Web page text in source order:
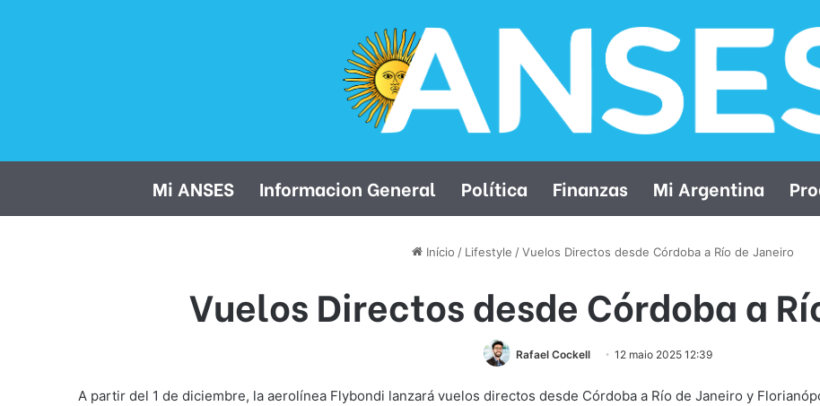
Mi ANSES Informacion General Política Finanzas Mi Argentina
Início / Lifestyle /Vuelos Directos desde Córdoba a Río de Janeiro
Vuelos Directos desde Córdoba a
Rafael Cockell 12 maio 2025 12:39
A partir del 1 de diciembre, la aerolínea Flybondi lanzará vuelos directos desde Córdoba a Río de Janeiro y